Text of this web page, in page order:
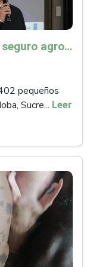
Minagricultura lanza piloto de seguro agropecuario por $9.625 millones para proteger a más de 14.000 pequeños productores contra riesgos del Fenómeno de El Niño
pequeños
Sucre... Leer